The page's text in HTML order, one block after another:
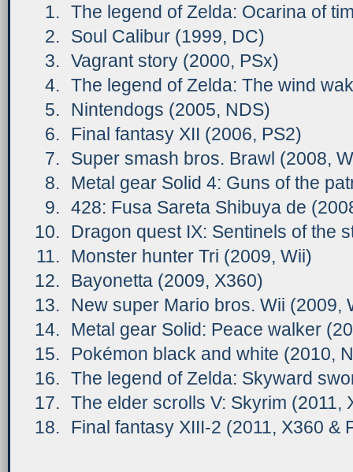
The legend of Zelda: Ocarina of
Soul Calibur (1999, DC)
Vagrant story (2000, PSx)
The legend of Zelda: The wind
Nintendogs (2005, NDS)
Final fantasy XII (2006, PS2)
Super smash bros. Brawl (2008,
Metal gear Solid 4: Guns of the
428: Fusa Sareta Shibuya de
Dragon quest IX: Sentinels of the
Monster hunter Tri (2009, Wii)
Bayonetta (2009, X360)
New super Mario bros. Wii (2009,
Metal gear Solid: Peace walker
Pokémon black and white (2010,
The legend of Zelda: Skyward
The elder scrolls V: Skyrim (2011,
Final fantasy XIII-2 (2011, X360 &